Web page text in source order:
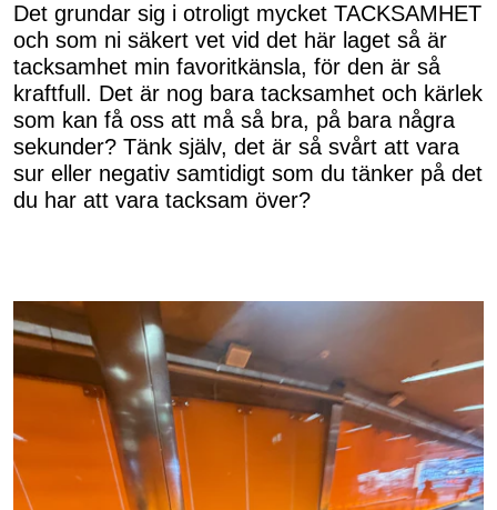
Det grundar sig i otroligt mycket TACKSAMHET
och som ni säkert vet vid det här laget så är
tacksamhet min favoritkänsla, för den är så
kraftfull. Det är nog bara tacksamhet och kärlek
som kan få oss att må så bra, på bara några
sekunder? Tänk själv, det är så svårt att vara
sur eller negativ samtidigt som du tänker på det
du har att vara tacksam över?